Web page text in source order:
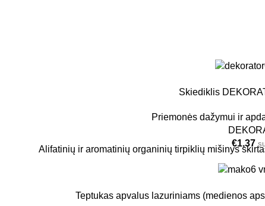
Skiediklis
Priemonės dažymui ir
€1,37
Alifatinių ir aromatinių organinių tirpiklių mišinys
6
Teptukas apvalus lazuriniams (medienos